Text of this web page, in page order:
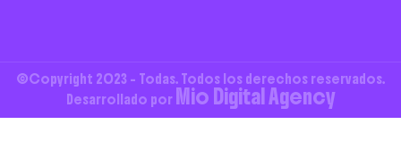
©Copyright 2023 - Todas. Todos los derechos reservados.
Desarrollado por Mio Digital Agency